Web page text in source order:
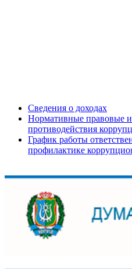
Сведения о доходах
Нормативные правовые
противодействия
График работы
профилактике